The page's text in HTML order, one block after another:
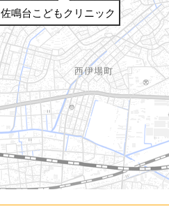
佐鳴台こどもクリニック